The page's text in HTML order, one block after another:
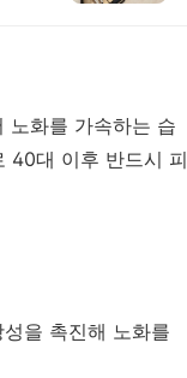
노화를 가속하는 습
40대 이후 반드시 피
을 촉진해 노화를